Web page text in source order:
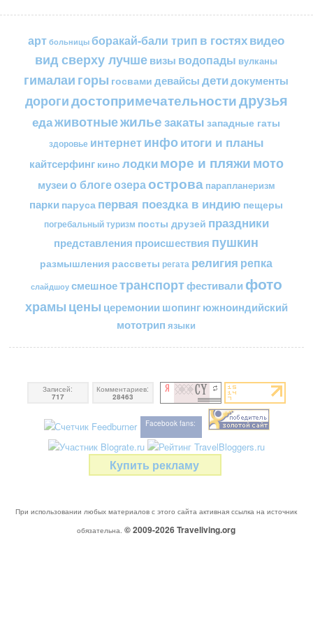
арт больницы боракай-бали трип в гостяхвидео
вид сверху лучшевизы водопады вулканы
гималаи горы госвами девайсы детидокументы
дорогидостопримечательностидрузья
едаживотныежильезакаты западные гаты
здоровье интернетинфоитоги и планы
кайтсерфинг кино лодкиморе и пляжимото
музеи о блогеозераострова парапланеризм
парки паруса первая поездка в индию пещеры
погребальный туризм посты друзей праздники
представления происшествия пушкин
размышления рассветы регата религия репка
слайдшоу смешноетранспортфестивали фото
храмы цены церемонии шопингюжноиндийский
мототрип языки
Записей:
717
Комментариев:
28463
Facebook fans:
Купить рекламу
При использовании любых материалов с этого сайта активная ссылка на источник
обязательна. © 2009-2026Traveliving.org